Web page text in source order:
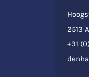
2513
+31